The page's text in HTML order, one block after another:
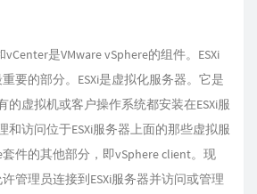
vCenter是VMware vSphere的组件。ESXi
要的部分。ESXi是虚拟化服务器。它是
的虚拟机或客户操作系统都安装在ESXi服
和访问位于ESXi服务器上面的那些虚拟服
件的其他部分，即vSphere client。现
管理员连接到ESXi服务器并访问或管理